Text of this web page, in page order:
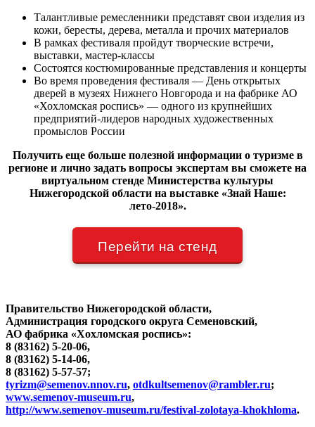
Талантливые ремесленники представят свои изделия из
кожи, бересты, дерева, металла и прочих материалов
В рамках фестиваля пройдут творческие встречи,
выставки, мастер-классы
Состоятся костюмированные представления и концерты
Во время проведения фестиваля ― День открытых
дверей в музеях Нижнего Новгорода и на фабрике АО
«Хохломская роспись» ― одного из крупнейших
предприятий-лидеров народных художественных
промыслов России
Получить еще больше полезной информации о туризме в
регионе и лично задать вопросы экспертам вы сможете на
виртуальном стенде Министерства культуры
Нижегородской области на выставке «Знай Наше:
лето-2018».
Перейти на стенд
Правительство Нижегородской области,
Администрация городского округа Семеновский,
АО фабрика «Хохломская роспись»:
8 (83162) 5-20-06,
8 (83162) 5-14-06,
8 (83162) 5-57-57;
tyrizm@semenov.nnov.ru, otdkultsemenov@rambler.ru;
www.semenov-museum.ru,
http://www.semenov-museum.ru/festival-zolotaya-khokhloma.